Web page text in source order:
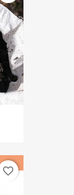
favorite_border